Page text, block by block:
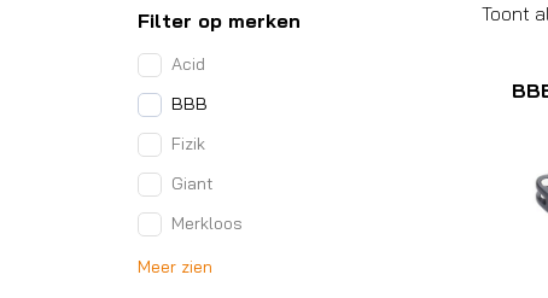
Filter op merken
Acid
BBB
Fizik
Giant
Merkloos
Meer zien
Toont